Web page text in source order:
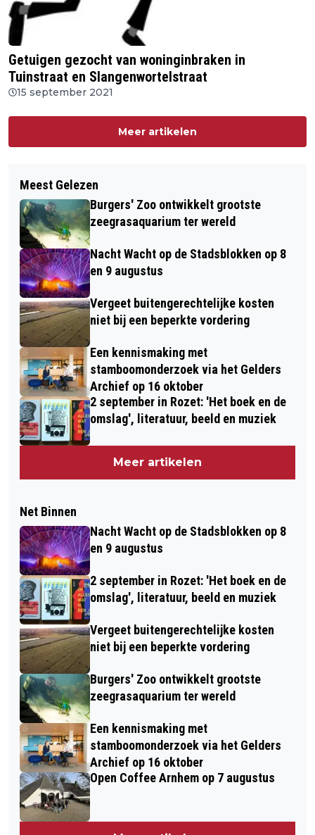
Getuigen gezocht van woninginbraken in
Tuinstraat en Slangenwortelstraat
15 september 2021
Meer artikelen
Meest Gelezen
Burgers' Zoo ontwikkelt grootste
zeegrasaquarium ter wereld
Nacht Wacht op de Stadsblokken op 8
en 9 augustus
Vergeet buitengerechtelijke kosten
niet bij een beperkte vordering
Een kennismaking met
stamboomonderzoek via het Gelders
Archief op 16 oktober
2 september in Rozet: 'Het boek en de
omslag', literatuur, beeld en muziek
Meer artikelen
Net Binnen
Nacht Wacht op de Stadsblokken op 8
en 9 augustus
2 september in Rozet: 'Het boek en de
omslag', literatuur, beeld en muziek
Vergeet buitengerechtelijke kosten
niet bij een beperkte vordering
Burgers' Zoo ontwikkelt grootste
zeegrasaquarium ter wereld
Een kennismaking met
stamboomonderzoek via het Gelders
Archief op 16 oktober
Open Coffee Arnhem op 7 augustus